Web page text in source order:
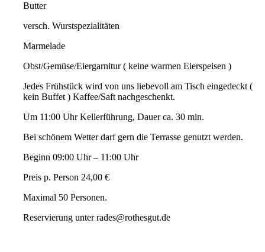
Butter
versch. Wurstspezialitäten
Marmelade
Obst/Gemüse/Eiergarnitur ( keine warmen Eierspeisen )
Jedes Frühstück wird von uns liebevoll am Tisch eingedeckt (
kein Buffet ) Kaffee/Saft nachgeschenkt.
Um 11:00 Uhr Kellerführung, Dauer ca. 30 min.
Bei schönem Wetter darf gern die Terrasse genutzt werden.
Beginn 09:00 Uhr – 11:00 Uhr
Preis p. Person 24,00 €
Maximal 50 Personen.
Reservierung unter rades@rothesgut.de